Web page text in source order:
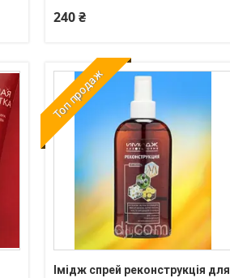
240 ₴
Топ продаж
Імідж спрей реконструкція для